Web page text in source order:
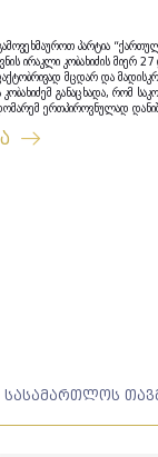
პარტია
ირაკლი კობახიძის მიერ 27
მცდარ და
კობახიძემ განაცხადა, რომ
ერთპიროვნულად
სასამართლოს